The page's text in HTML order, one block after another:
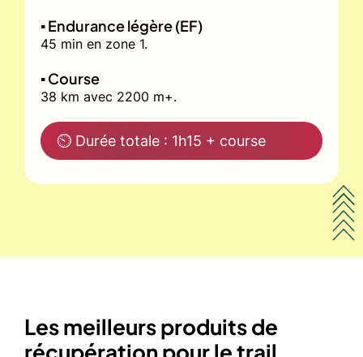
▪️ Endurance légère (EF)
45 min en zone 1.
▪️ Course
38 km avec 2200 m+.
⏲ Durée totale : 1h15 + course
Les meilleurs produits de
récupération pour le trail